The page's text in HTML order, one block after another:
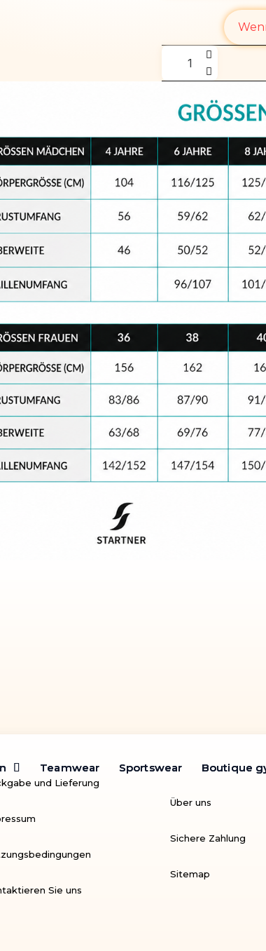
Teamwear Sportswear Boutique
Teamwear Sportswear Boutique
und Lieferung
Sie uns
Über uns
Sichere Zahlung
Sitemap